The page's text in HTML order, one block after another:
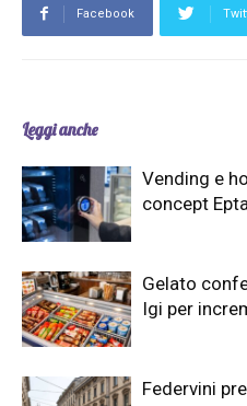
Facebook
Leggi anche
Vending e
concept
Gelato
Igi per
Federvini